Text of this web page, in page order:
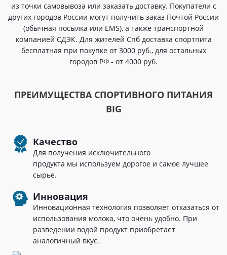
из точки самовывоза или заказать доставку. Покупатели с
других городов России могут получить заказ Почтой России
(обычная посылка или EMS), а также транспортной
компанией СДЭК. Для жителей Спб доставка спортпита
бесплатная при покупке от 3000 руб., для остальных
городов РФ - от 4000 руб.
ПРЕИМУЩЕСТВА СПОРТИВНОГО ПИТАНИЯ
BIG
Качество
Для получения исключительного
продукта мы используем дорогое и самое лучшее
сырье.
Инновация
Инновационная технология позволяет отказаться от
использования молока, что очень удобно. При
разведении водой продукт приобретает
аналогичный вкус.